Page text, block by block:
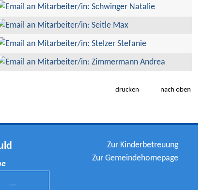
drucken nach oben
---
Zur Kinderbetreuung
Zur Gemeindehomepage